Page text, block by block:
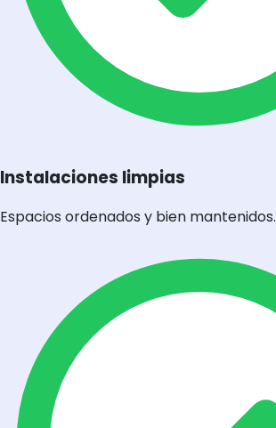
Instalaciones limpias
Espacios ordenados y bien mantenidos.